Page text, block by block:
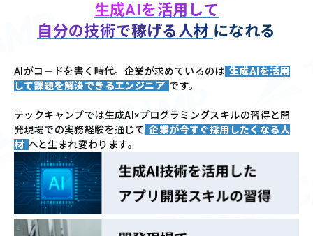
生成AIを活用して
自分の技術で稼げる人材 になれる
AIがコードを書く時代。企業が求めているのは 生成AIを活用
して課題を解決できるエンジニア です。
テックキャンプでは生成AI×プログラミングスキルの習得と開
発現場での実務経験を通じて 企業が今すぐ採用したくなる人
材 へと生まれ変わります。